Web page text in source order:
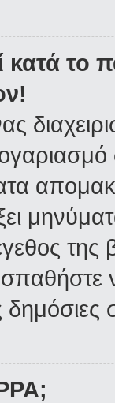
κατά το
δημόσιες